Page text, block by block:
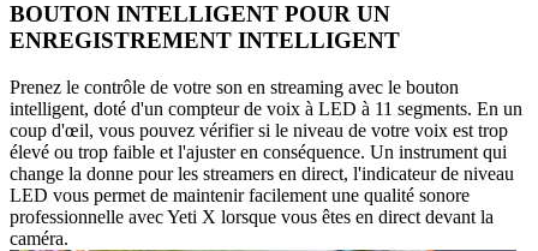
BOUTON INTELLIGENT POUR UN
ENREGISTREMENT INTELLIGENT
Prenez le contrôle de votre son en streaming avec le bouton
intelligent, doté d'un compteur de voix à LED à 11 segments. En un
coup d'œil, vous pouvez vérifier si le niveau de votre voix est trop
élevé ou trop faible et l'ajuster en conséquence. Un instrument qui
change la donne pour les streamers en direct, l'indicateur de niveau
LED vous permet de maintenir facilement une qualité sonore
professionnelle avec Yeti X lorsque vous êtes en direct devant la
caméra.